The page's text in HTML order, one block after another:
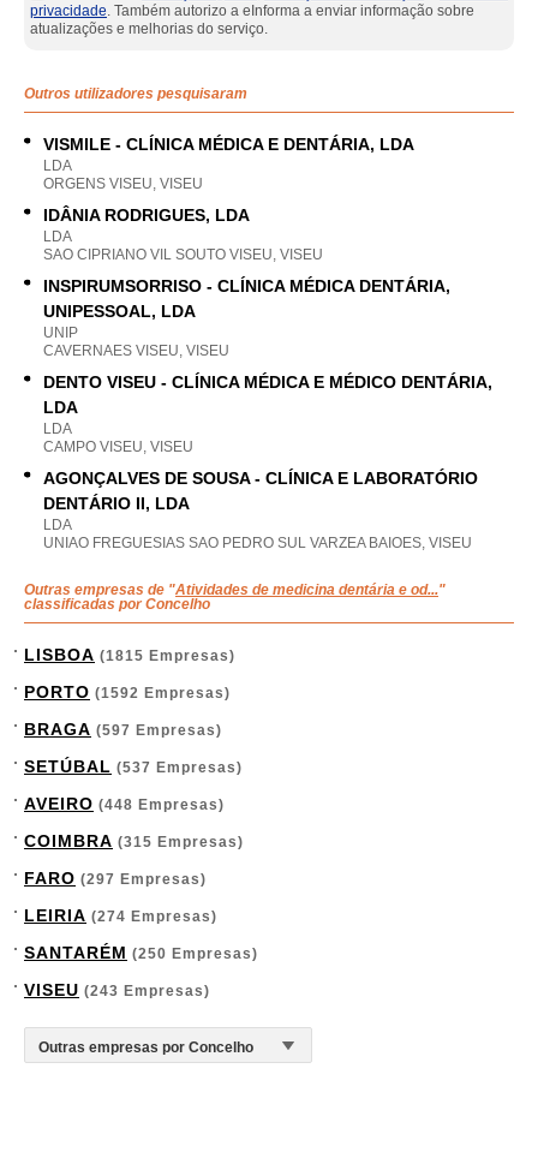
privacidade. Também autorizo a eInforma a enviar informação sobre
atualizações e melhorias do serviço.
Outros utilizadores pesquisaram
VISMILE - CLÍNICA MÉDICA E DENTÁRIA, LDA
LDA
ORGENS VISEU, VISEU
IDÂNIA RODRIGUES, LDA
LDA
SAO CIPRIANO VIL SOUTO VISEU, VISEU
INSPIRUMSORRISO - CLÍNICA MÉDICA DENTÁRIA,
UNIPESSOAL, LDA
UNIP
CAVERNAES VISEU, VISEU
DENTO VISEU - CLÍNICA MÉDICA E MÉDICO DENTÁRIA,
LDA
LDA
CAMPO VISEU, VISEU
AGONÇALVES DE SOUSA - CLÍNICA E LABORATÓRIO
DENTÁRIO II, LDA
LDA
UNIAO FREGUESIAS SAO PEDRO SUL VARZEA BAIOES, VISEU
Outras empresas de "Atividades de medicina dentária e od..."
classificadas por Concelho
LISBOA (1815 Empresas)
PORTO (1592 Empresas)
BRAGA (597 Empresas)
SETÚBAL (537 Empresas)
AVEIRO (448 Empresas)
COIMBRA (315 Empresas)
FARO (297 Empresas)
LEIRIA (274 Empresas)
SANTARÉM (250 Empresas)
VISEU (243 Empresas)